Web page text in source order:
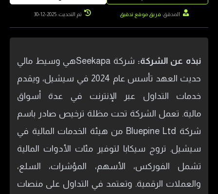
المدقق: فريق موقع تدقيق تم التحديث: 2025-12-30
نبذه عن الشركة:
شركة Seekapaهي وسيط مالي
حديث العهد تأسس عام 2024 في سيشيل، ويقدم
خدمات التداول عبر الإنترنت في عدة أسواق
مالية. تعمل الشركة تحت مظلة ترخيص صادر باسم
شركة Bluepine Ltd من هيئة الخدمات المالية في
سيشيل. تروج سيكابا لتوفير مئات الأدوات المالية
تشمل الفوركس، الأسهم، المؤشرات، السلع،
والعملات الرقمية. وتعتمد في التداول على منصات